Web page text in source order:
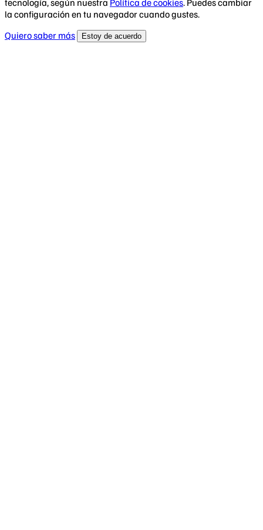
la configuración en tu navegador cuando gustes.
Quiero saber más
Estoy de acuerdo